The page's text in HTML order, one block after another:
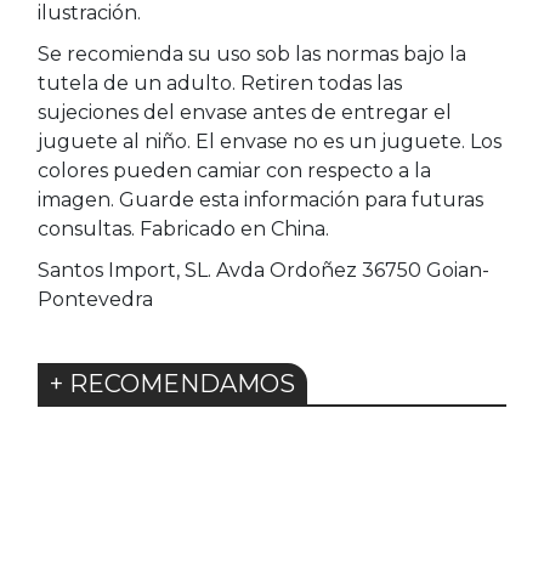
ilustración.
Se recomienda su uso sob las normas bajo la
tutela de un adulto. Retiren todas las
sujeciones del envase antes de entregar el
juguete al niño. El envase no es un juguete. Los
colores pueden camiar con respecto a la
imagen. Guarde esta información para futuras
consultas. Fabricado en China.
Santos Import, SL. Avda Ordoñez 36750 Goian-
Pontevedra
+ RECOMENDAMOS